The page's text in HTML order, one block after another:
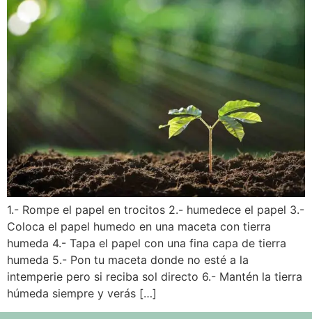
1.- Rompe el papel en trocitos 2.- humedece el papel 3.-
Coloca el papel humedo en una maceta con tierra
humeda 4.- Tapa el papel con una fina capa de tierra
humeda 5.- Pon tu maceta donde no esté a la
intemperie pero si reciba sol directo 6.- Mantén la tierra
húmeda siempre y verás […]